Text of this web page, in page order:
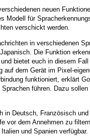
neuen
Modell für
verschickt werden.
in verschiedenen
Die Funktion
bietet euch in diesem
auf dem Gerät im Pixel-
funktioniert, erklärt
führen. Dazu
in Deutsch, Französisch
vor dem Annehmen zu
und Spanien verfügbar.